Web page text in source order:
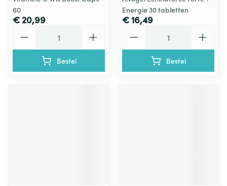
60
€ 20,99
Bestel
Energie 30 tabletten
€ 16,49
Bestel